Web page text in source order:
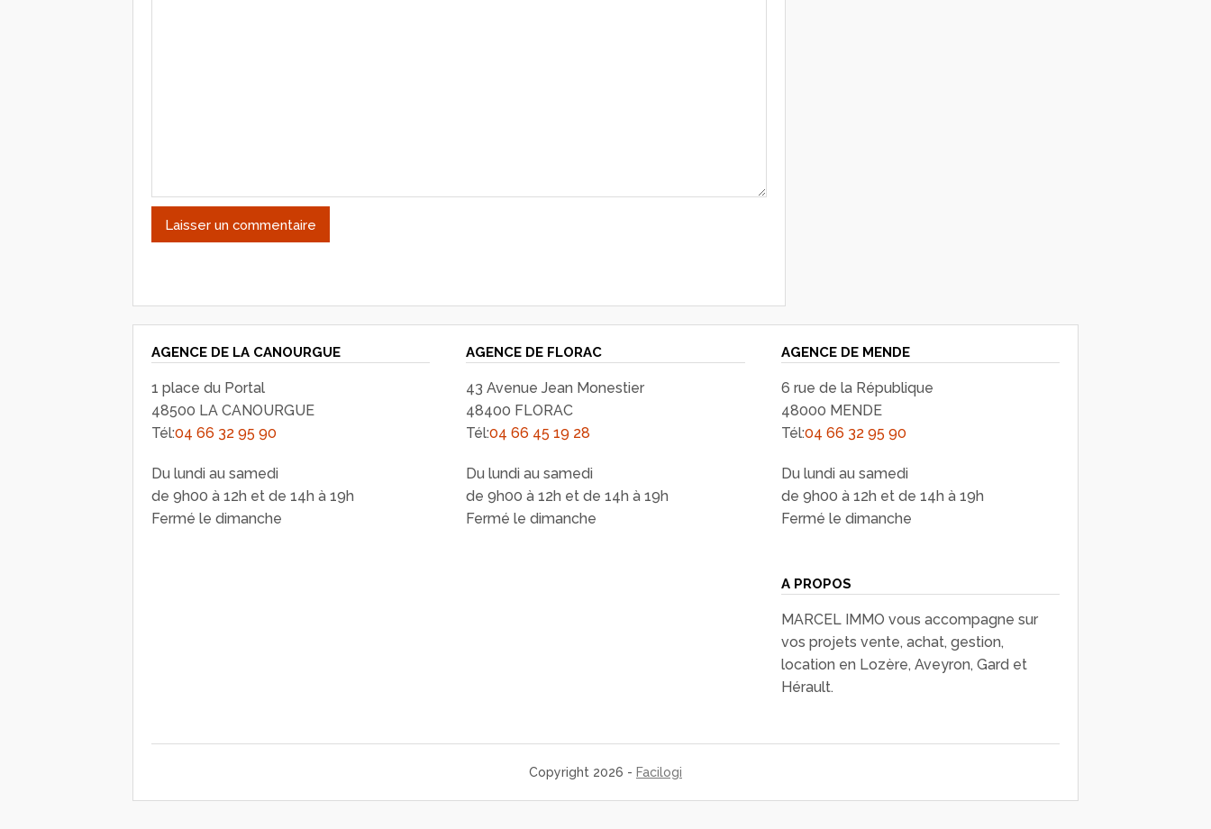
AGENCE DE LA CANOURGUE
1 place du Portal
48500 LA CANOURGUE
Tél:04 66 32 95 90
Du lundi au samedi
de 9h00 à 12h et de 14h à 19h
Fermé le dimanche
AGENCE DE FLORAC
43 Avenue Jean Monestier
48400 FLORAC
Tél:04 66 45 19 28
Du lundi au samedi
de 9h00 à 12h et de 14h à 19h
Fermé le dimanche
AGENCE DE MENDE
6 rue de la République
48000 MENDE
Tél:04 66 32 95 90
Du lundi au samedi
de 9h00 à 12h et de 14h à 19h
Fermé le dimanche
A PROPOS
MARCEL IMMO vous accompagne sur
vos projets vente, achat, gestion,
location en Lozère, Aveyron, Gard et
Hérault.
Copyright 2026 - Facilogi